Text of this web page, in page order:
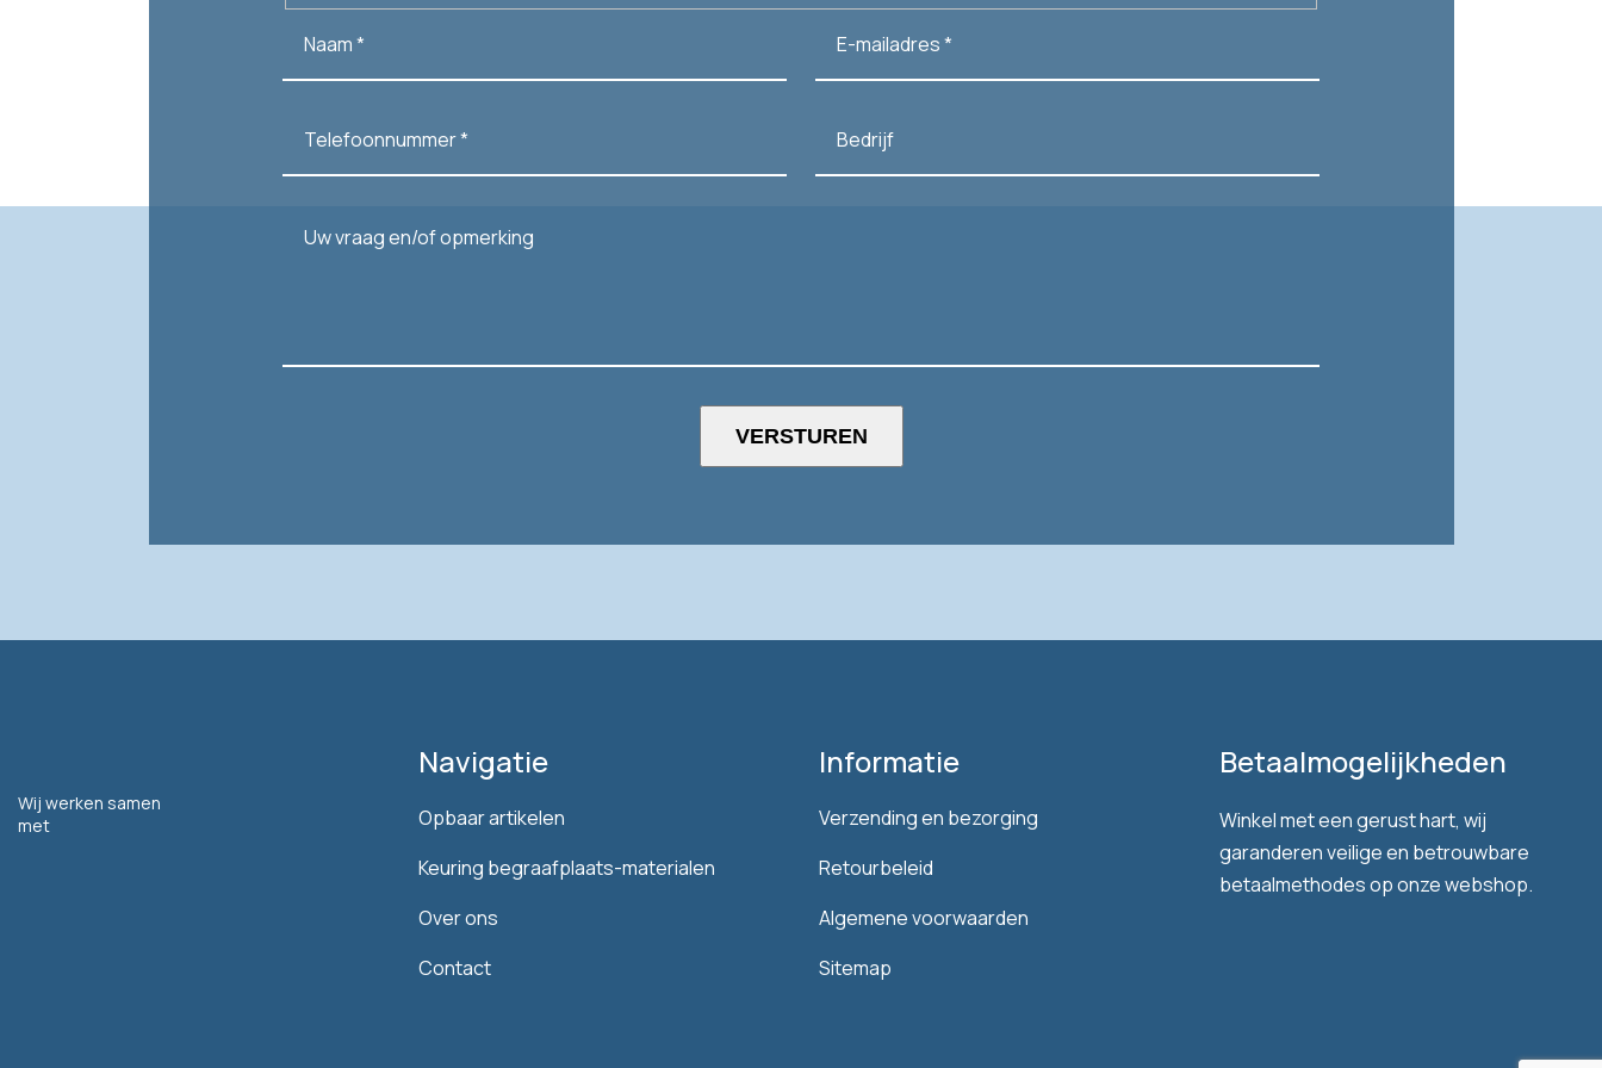
Wij werken samen
met
Navigatie
Opbaar artikelen
Keuring begraafplaats-materialen
Over ons
Contact
Informatie
Verzending en bezorging
Retourbeleid
Algemene voorwaarden
Sitemap
Betaalmogelijkheden
Winkel met een gerust hart, wij
garanderen veilige en betrouwbare
betaalmethodes op onze webshop.